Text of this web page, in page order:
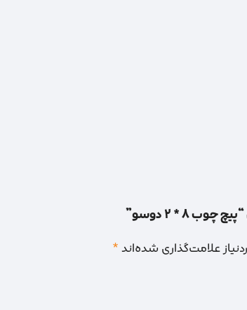
8 * 2 دوسو”
علامت‌گذاری شده‌اند*